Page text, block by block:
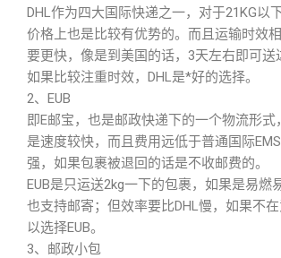
DHL作为四大国际快递之一，对于21KG以
价格上也是比较有优势的。而且运输时效
要更快，像是到美国的话，3天左右即可送
如果比较注重时效，DHL是*好的选择。
2、EUB
即E邮宝，也是邮政快递下的一个物流形
是速度较快，而且费用远低于普通国际
强，如果包裹被退回的话是不收邮费的。
EUB是只运送2kg一下的包裹，如果是易燃
也支持邮寄；但效率要比DHL慢，如果不
以选择EUB。
3、邮政小包